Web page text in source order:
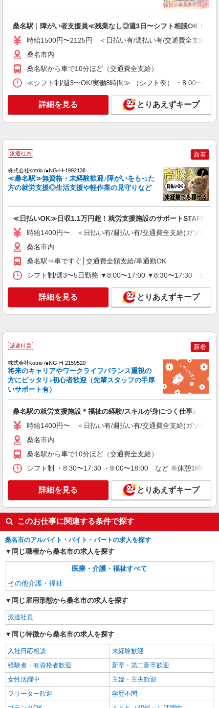
桑名駅｜障がい者支援員≪残業なし◎週3日〜シフト相談OK！≫
時給1500円〜2125円 ＜日払い有/週払い有/交通費全支給(ガ
桑名市内
桑名駅から車で10分ほど（交通費全支給）
≪シフト制/週3〜OK/実働8時間≫ （シフト例） ・8:00〜
詳細を見る とりあえずキープ
派遣社員 新着
株式会社kotrio /●NG-H-1992138
≪桑名駅≫無資格・未経験歓迎♪障がいをもった
方の就労支援◎生活支援や軽作業の見守りなど
≪日払いOK≫日収1.1万円超！就労支援施設のサポートSTAFF募集
時給1400円〜 ＜日払い有/週払い有/交通費全支給(ガソリン
桑名市内
桑名駅⇒車ですぐ│交通費全額支給/車通勤OK
シフト制/週3〜5日勤務 ▼8:00〜17:00 ▼8:30〜17:30 など
詳細を見る とりあえずキープ
派遣社員 新着
株式会社kotrio /●NG-H-2159520
将来のキャリアやワークライフバランス重視の
方にピッタリ♪初心者歓迎（先輩スタッフの手厚
いサポート有）
桑名駅の就労支援施設＊福祉の経験/スキルが身につく仕事♪
時給1400円〜 ＜日払い有/週払い有/交通費全支給(ガソリン
桑名市内
桑名駅から車で10分ほど（交通費全支給）
シフト制 ・8:30〜17:30 ・9:00〜18:00 など ※休憩1時間
詳細を見る とりあえずキープ
このお仕事に関連する条件で探す
桑名市のアルバイト・バイト・パートの求人を探す
同じ職種から桑名市の求人を探す
医療・介護・福祉すべて
その他介護・福祉
同じ雇用形態から桑名市の求人を探す
派遣社員
同じ特徴から桑名市の求人を探す
入社日応相談
未経験歓迎
経験者・有資格者歓迎
新卒・第二新卒歓迎
女性活躍中
主婦・主夫歓迎
フリーター歓迎
学歴不問